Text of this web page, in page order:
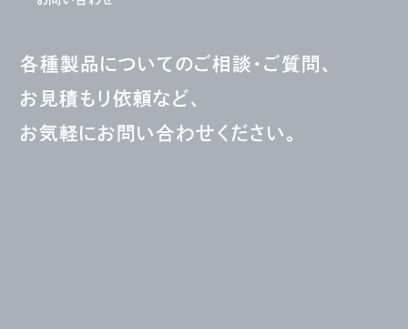
各種製品についてのご相談・ご質問、
お見積もり依頼など、
お気軽にお問い合わせください。